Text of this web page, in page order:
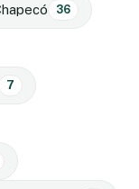
36
7